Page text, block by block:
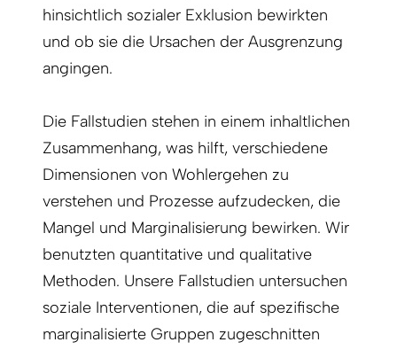
hinsichtlich sozialer Exklusion bewirkten
und ob sie die Ursachen der Ausgrenzung
angingen.
Die Fallstudien stehen in einem inhaltlichen
Zusammenhang, was hilft, verschiedene
Dimensionen von Wohlergehen zu
verstehen und Prozesse aufzudecken, die
Mangel und Marginalisierung bewirken. Wir
benutzten quantitative und qualitative
Methoden. Unsere Fallstudien untersuchen
soziale Interven­tionen, die auf spezifische
marginalisierte Gruppen zugeschnitten